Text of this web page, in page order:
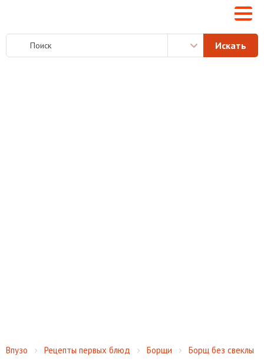
Впузо Рецепты первых блюд Борщи Борщ без свеклы